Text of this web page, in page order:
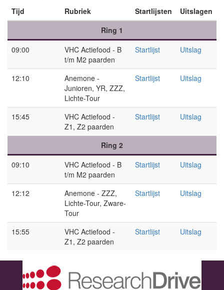
Tijd Rubriek Startlijsten
Uitslagen
Ring 1
09:00
VHC Actiefood - B
t/m M2 paarden
Startlijst Uitslag
12:10
Anemone -
Junioren, YR, ZZZ,
Lichte-Tour
Startlijst Uitslag
15:45
VHC Actiefood -
Z1, Z2 paarden
Startlijst Uitslag
Ring 2
09:10
VHC Actiefood - B
t/m M2 paarden
Startlijst Uitslag
12:12
Anemone - ZZZ,
Lichte-Tour, Zware-
Tour
Startlijst Uitslag
15:55
VHC Actiefood -
Z1, Z2 paarden
Startlijst Uitslag